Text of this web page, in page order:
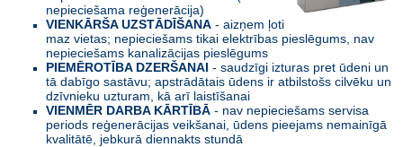
nepieciešama reģenerācija)
VIENKĀRŠA UZSTĀDĪŠANA - aizņem ļoti
maz vietas; nepieciešams tikai elektrības pieslēgums, nav
nepieciešams kanalizācijas pieslēgums
PIEMĒROTĪBA DZERŠANAI- saudzīgi izturas pret ūdeni un
tā dabīgo sastāvu; apstrādātais ūdens ir atbilstošs cilvēku un
dzīvnieku uzturam, kā arī laistīšanai
VIENMĒR DARBA KĀRTĪBĀ- nav nepieciešams servisa
periods reģenerācijas veikšanai, ūdens pieejams nemainīgā
kvalitātē, jebkurā diennakts stundā